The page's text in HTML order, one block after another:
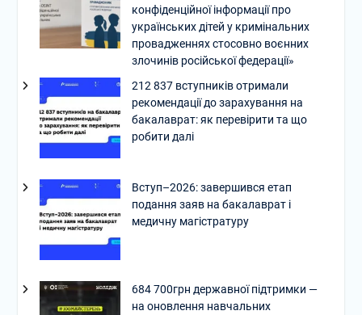
конфіденційної інформації про
українських дітей у кримінальних
провадженнях стосовно воєнних
злочинів російської федерації»
212 837 вступників отримали
рекомендації до зарахування на
бакалаврат: як перевірити та що
робити далі
Вступ–2026: завершився етап
подання заяв на бакалаврат і
медичну магістратуру
684 700грн державної підтримки —
на оновлення навчальних